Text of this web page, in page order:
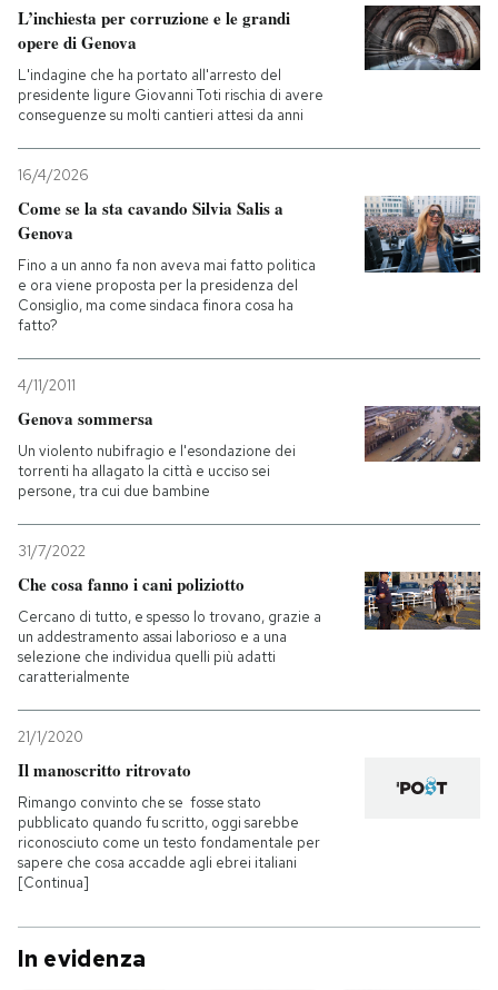
L’inchiesta per corruzione e le grandi
opere di Genova
L'indagine che ha portato all'arresto del
presidente ligure Giovanni Toti rischia di avere
conseguenze su molti cantieri attesi da anni
16/4/2026
Come se la sta cavando Silvia Salis a
Genova
Fino a un anno fa non aveva mai fatto politica
e ora viene proposta per la presidenza del
Consiglio, ma come sindaca finora cosa ha
fatto?
4/11/2011
Genova sommersa
Un violento nubifragio e l'esondazione dei
torrenti ha allagato la città e ucciso sei
persone, tra cui due bambine
31/7/2022
Che cosa fanno i cani poliziotto
Cercano di tutto, e spesso lo trovano, grazie a
un addestramento assai laborioso e a una
selezione che individua quelli più adatti
caratterialmente
21/1/2020
Il manoscritto ritrovato
Rimango convinto che se fosse stato
pubblicato quando fu scritto, oggi sarebbe
riconosciuto come un testo fondamentale per
sapere che cosa accadde agli ebrei italiani
[Continua]
In evidenza